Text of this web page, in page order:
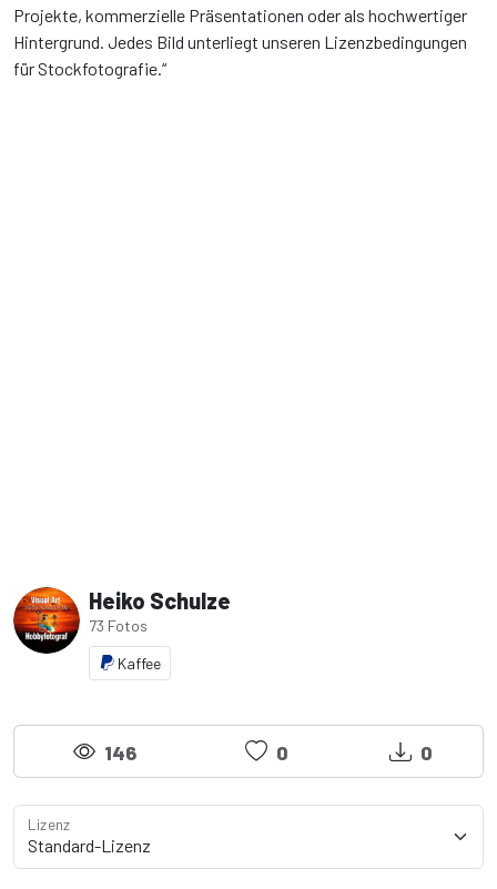
Projekte, kommerzielle Präsentationen oder als hochwertiger
Hintergrund. Jedes Bild unterliegt unseren Lizenzbedingungen
für Stockfotografie.“
Heiko Schulze
73 Fotos
Kaffee
146 0 0
Lizenz